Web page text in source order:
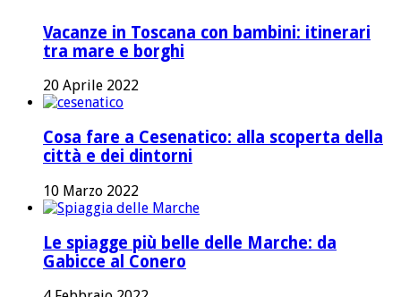
Vacanze in Toscana con bambini: itinerari
tra mare e borghi
20 Aprile 2022
Cosa fare a Cesenatico: alla scoperta della
città e dei dintorni
10 Marzo 2022
Le spiagge più belle delle Marche: da
Gabicce al Conero